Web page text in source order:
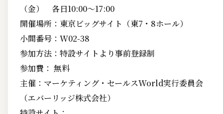
（金） 各日10:00～17:00
開催場所：東京ビッグサイト（東7・8ホール）
小間番号：W02-38
参加方法：特設サイトより事前登録制
参加費： 無料
主催：マーケティング・セールスWorld実行委員会
（エバーリッジ株式会社）